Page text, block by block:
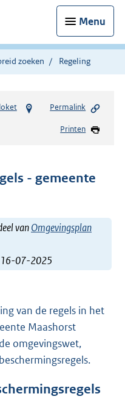
Menu
zoeken Regeling
Permalink
Printen
- gemeente
vanOmgevingsplan
16-07-2025
van de regels in het
Maashorst
omgevingswet,